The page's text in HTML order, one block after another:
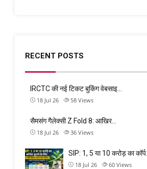
RECENT POSTS
IRCTC की नई टिकट बुकिंग वेबसाइ…
18 Jul 26 58 Views
सैमसंग गैलेक्सी Z Fold 8: आखिर…
18 Jul 26 36 Views
SIP: 1, 5 या 10 करोड़ का कॉर्प…
18 Jul 26 60 Views